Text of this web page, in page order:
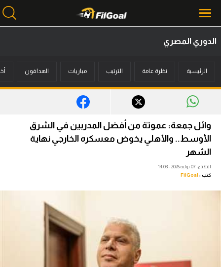
أخبار
ميركاتو
فانتازي في الجول
مسابقة التوقعات
الدوري المصري
الرئيسية نظرة عامة الترتيب مباريات الهدافون
وائل جمعة: عموتة من أفضل المدربين في الشرق
الأوسط.. والأهلي يخوض معسكره الخارجي نهاية
الشهر
الثلاثاء، 07 يوليه 2026 - 14:03
كتب : FilGoal